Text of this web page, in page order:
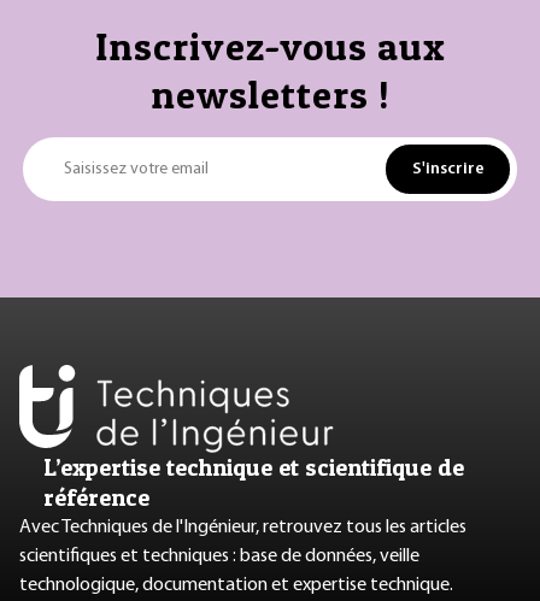
Inscrivez-vous aux
newsletters !
Saisissez votre email S'inscrire
L’expertise technique et scientifique de
référence
Avec Techniques de l'Ingénieur, retrouvez tous les articles
scientifiques et techniques : base de données, veille
technologique, documentation et expertise technique.